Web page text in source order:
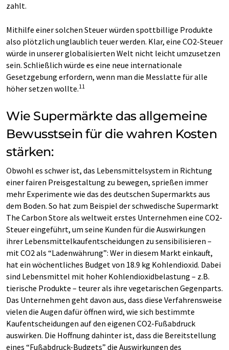
zahlt.
Mithilfe einer solchen Steuer würden spottbillige Produkte
also plötzlich unglaublich teuer werden. Klar, eine CO2-Steuer
würde in unserer globalisierten Welt nicht leicht umzusetzen
sein. Schließlich würde es eine neue internationale
Gesetzgebung erfordern, wenn man die Messlatte für alle
höher setzen wollte.11
Wie Supermärkte das allgemeine
Bewusstsein für die wahren Kosten
stärken:
Obwohl es schwer ist, das Lebensmittelsystem in Richtung
einer fairen Preisgestaltung zu bewegen, sprießen immer
mehr Experimente wie das des deutschen Supermarkts aus
dem Boden. So hat zum Beispiel der schwedische Supermarkt
The Carbon Store als weltweit erstes Unternehmen eine CO2-
Steuer eingeführt, um seine Kunden für die Auswirkungen
ihrer Lebensmittelkaufentscheidungen zu sensibilisieren –
mit CO2 als “Ladenwährung”: Wer in diesem Markt einkauft,
hat ein wöchentliches Budget von 18.9 kg Kohlendioxid. Dabei
sind Lebensmittel mit hoher Kohlendioxidbelastung – z.B.
tierische Produkte – teurer als ihre vegetarischen Gegenparts.
Das Unternehmen geht davon aus, dass diese Verfahrensweise
vielen die Augen dafür öffnen wird, wie sich bestimmte
Kaufentscheidungen auf den eigenen CO2-Fußabdruck
auswirken. Die Hoffnung dahinter ist, dass die Bereitstellung
eines “Fußabdruck-Budgets” die Auswirkungen des